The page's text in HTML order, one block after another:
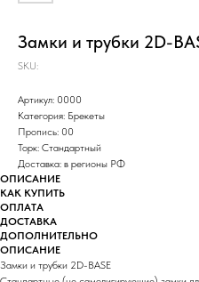
Замки и трубки 2D-
SKU:
Артикул: 0000
Категория: Брекеты
Пропись: 00
Торк: Стандартный
Доставка: в регионы РФ
ОПИСАНИЕ
КАК КУПИТЬ
ОПЛАТА
ДОСТАВКА
ДОПОЛНИТЕЛЬНО
ОПИСАНИЕ
Замки и трубки 2D-BASE